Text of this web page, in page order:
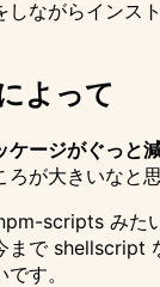
ながらインス
よって
ケージがぐっと
ろが大きいなと思
scripts みた
まで shellscript
す。